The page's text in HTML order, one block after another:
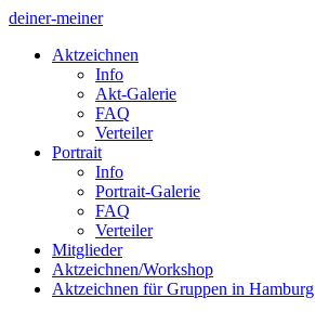
deiner-meiner
Aktzeichnen
Info
Akt-Galerie
FAQ
Verteiler
Portrait
Info
Portrait-Galerie
FAQ
Verteiler
Mitglieder
Aktzeichnen/Workshop
Aktzeichnen für Gruppen in Hamburg